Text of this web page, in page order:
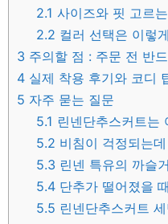
2.1 사이즈와 핏 고르
2.2 컬러 선택은 이렇게
3 주의할 점 : 주문 전 반
4 실제 착용 후기와 코디
5 자주 묻는 질문
5.1 린넨단추스커트는
5.2 비침이 걱정되는
5.3 린넨 특유의 까슬
5.4 단추가 떨어졌을
5.5 린넨단추스커트